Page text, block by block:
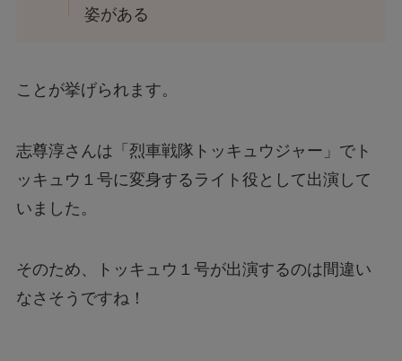
姿がある
ことが挙げられます。
志尊淳さんは「烈車戦隊トッキュウジャー」でト
ッキュウ１号に変身するライト役として出演して
いました。
そのため、トッキュウ１号が出演するのは間違い
なさそうですね！